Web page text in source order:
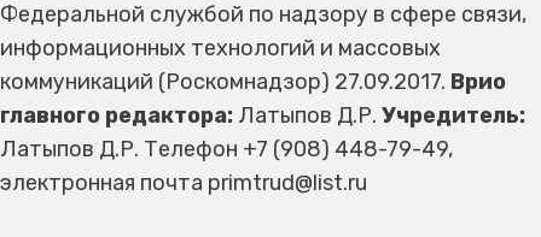
Федеральной службой по надзору в сфере связи,
информационных технологий и массовых
коммуникаций (Роскомнадзор) 27.09.2017. Врио
главного редактора: Латыпов Д.Р. Учредитель:
Латыпов Д.Р. Телефон +7 (908) 448-79-49,
электронная почта primtrud@list.ru